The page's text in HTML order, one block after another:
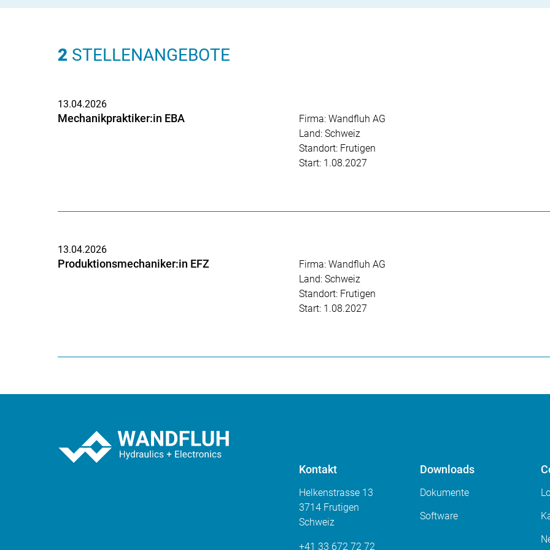
2 STELLENANGEBOTE
13.04.2026
Mechanikpraktiker:in EBA
Firma: Wandfluh AG
Land: Schweiz
Standort: Frutigen
Start: 1.08.2027
13.04.2026
Produktionsmechaniker:in EFZ
Firma: Wandfluh AG
Land: Schweiz
Standort: Frutigen
Start: 1.08.2027
Kontakt
Helkenstrasse 13
3714 Frutigen
Schweiz
+41 33 672 72 72
Downloads
Dokumente
Software